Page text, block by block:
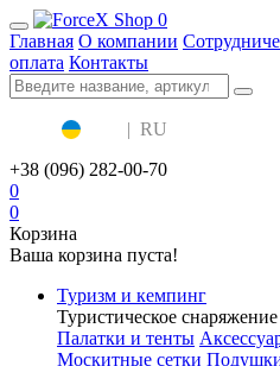
0
Главная О компании
оплата Контакты
| RU
+38 (096) 282-00-70
0
0
Корзина
Ваша корзина пуста!
Туризм и кемпинг
Туристическое снаряжение
Палатки и тенты
Москитные сетки